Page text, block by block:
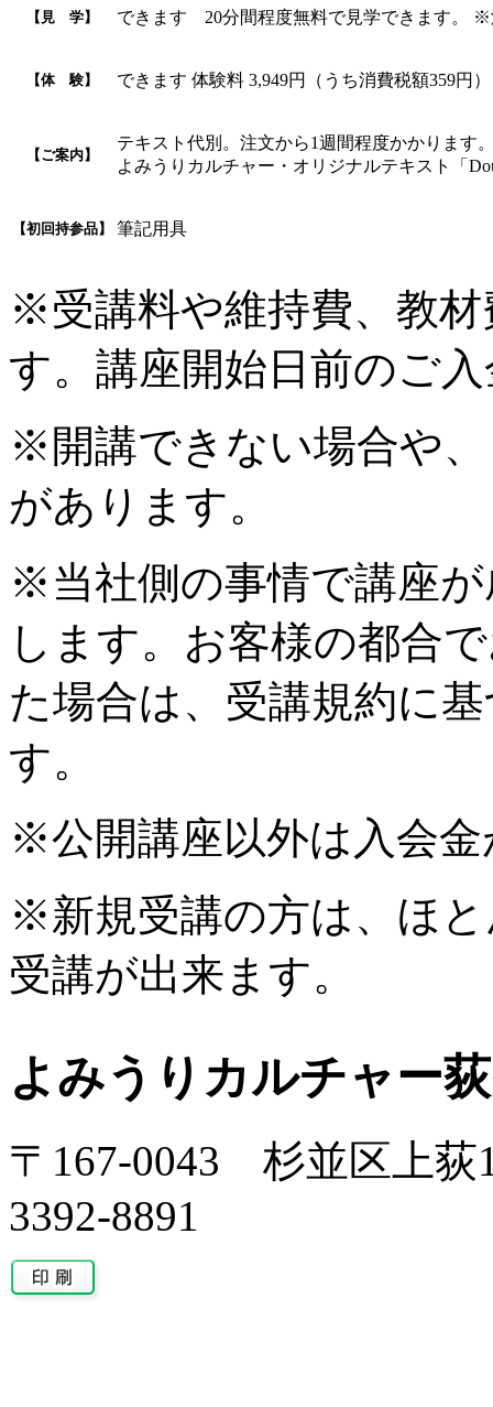
【見 学】 できます 20分間程度無料で見学できます。 ※
【体 験】 できます 体験料 3,949円（うち消費税額359円）
【ご案内】
テキスト代別。注文から1週間程度かかります
よみうりカルチャー・オリジナルテキスト「
【初回持参品】 筆記用具
※受講料や維持費、教
す。講座開始日前のご
※開講できない場合や
があります。
※当社側の事情で講座
します。お客様の都合
た場合は、受講規約に
す。
※公開講座以外は入会
※新規受講の方は、ほ
受講が出来ます。
よみうりカルチャー
〒167-0043 杉並区上荻
3392-8891